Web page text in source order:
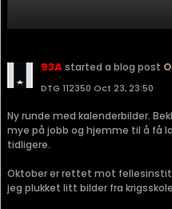
93Astarted a blog post
DTG 112350 Oct 23, 23:50
Ny runde med kalenderbilder.
mye på jobb og hjemme til å få
tidligere.
Oktober er rettet mot
jeg plukket litt bilder fra